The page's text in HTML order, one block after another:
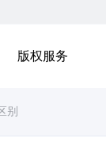
版权服务
别